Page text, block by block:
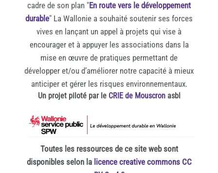
cadre de son plan "En route vers le développement
durable" La Wallonie a souhaité soutenir ses forces
vives en lançant un appel à projets qui vise à
encourager et à appuyer les associations dans la
mise en œuvre de pratiques permettant de
développer et/ou d’améliorer notre capacité à mieux
anticiper et gérer les risques environnementaux.
Un projet piloté par le CRIE de Mouscronasbl
Toutes les ressources de ce site web sont
disponibles selon la licence creative commons CC